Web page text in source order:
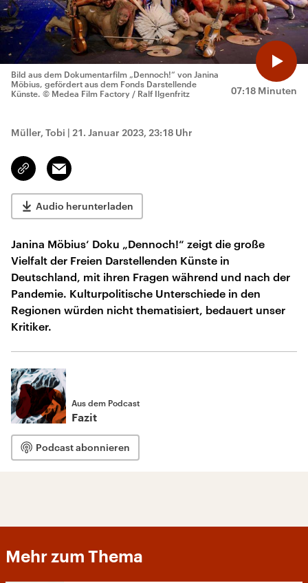
07:18 Minuten
Bild aus dem Dokumentarfilm „Dennoch!“ von Janina
Möbius, gefördert aus dem Fonds Darstellende
Künste. © Medea Film Factory / Ralf Ilgenfritz
Müller, Tobi | 21. Januar 2023, 23:18 Uhr
Link
kopieren/teilen
Email
Audio herunterladen
Janina Möbius‘ Doku „Dennoch!“ zeigt die große
Vielfalt der Freien Darstellenden Künste in
Deutschland, mit ihren Fragen während und nach der
Pandemie. Kulturpolitische Unterschiede in den
Regionen würden nicht thematisiert, bedauert unser
Kritiker.
Aus dem Podcast
Fazit
Podcast abonnieren
Mehr zum Thema